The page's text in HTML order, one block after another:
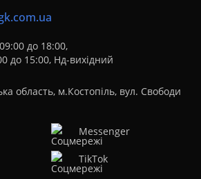
до 18:00,
до 15:00, Нд-вихідний
область, м.Костопіль, вул. Свободи
Messenger
TikTok